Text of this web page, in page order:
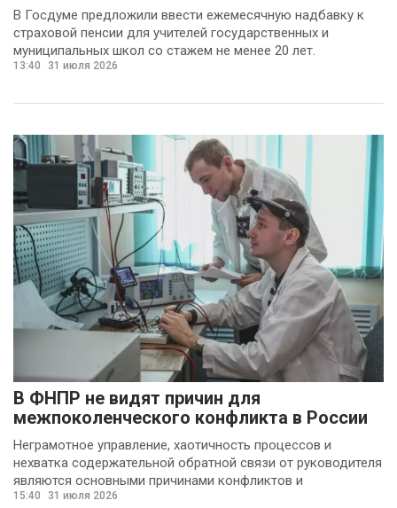
В Госдуме предложили ввести ежемесячную надбавку к
страховой пенсии для учителей государственных и
муниципальных школ со стажем не менее 20 лет.
13:40 31 июля 2026
В ФНПР не видят причин для
межпоколенческого конфликта в России
Неграмотное управление, хаотичность процессов и
нехватка содержательной обратной связи от руководителя
являются основными причинами конфликтов и
раздражения в
15:40 31 июля 2026